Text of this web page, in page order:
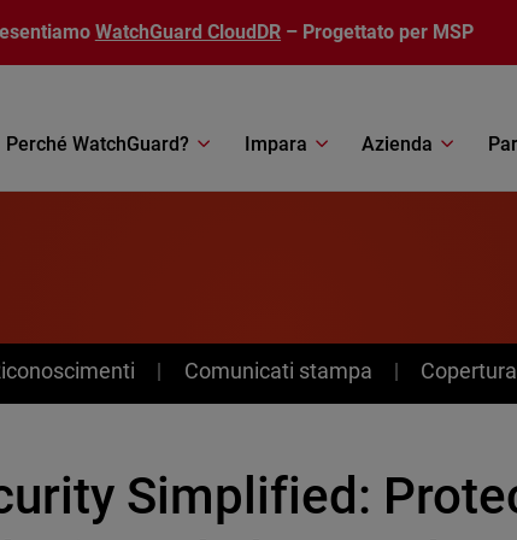
WatchGuard CloudDR – Progettato per MSP
Perché WatchGuard? Impara Azienda
Comunicati stampa
Simplified: